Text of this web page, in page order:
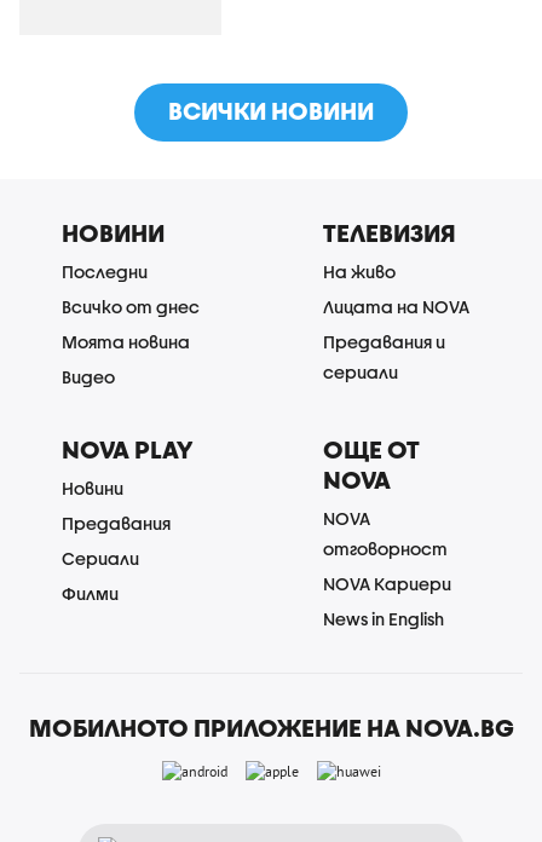
ВСИЧКИ НОВИНИ
НОВИНИ
Последни
Всичко от днес
Моята новина
Видео
ТЕЛЕВИЗИЯ
На живо
Лицата на NOVA
Предавания и
сериали
NOVA PLAY
Новини
Предавания
Сериали
Филми
ОЩЕ ОТ
NOVA
NOVA
отговорност
NOVA Кариери
News in English
МОБИЛНОТО ПРИЛОЖЕНИЕ НА NOVA.BG